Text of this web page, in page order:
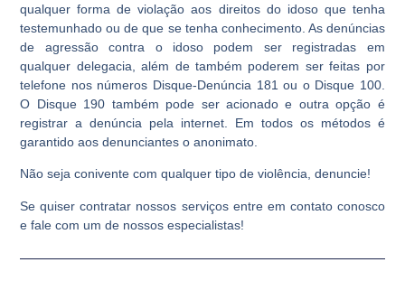
qualquer forma de violação aos direitos do idoso que tenha
testemunhado ou de que se tenha conhecimento. As denúncias
de agressão contra o idoso podem ser registradas em
qualquer delegacia, além de também poderem ser feitas por
telefone nos números Disque-Denúncia 181 ou o Disque 100.
O Disque 190 também pode ser acionado e outra opção é
registrar a denúncia pela internet. Em todos os métodos é
garantido aos denunciantes o anonimato.
Não seja conivente com qualquer tipo de violência, denuncie!
Se quiser contratar nossos serviços entre em contato conosco
e fale com um de nossos especialistas!